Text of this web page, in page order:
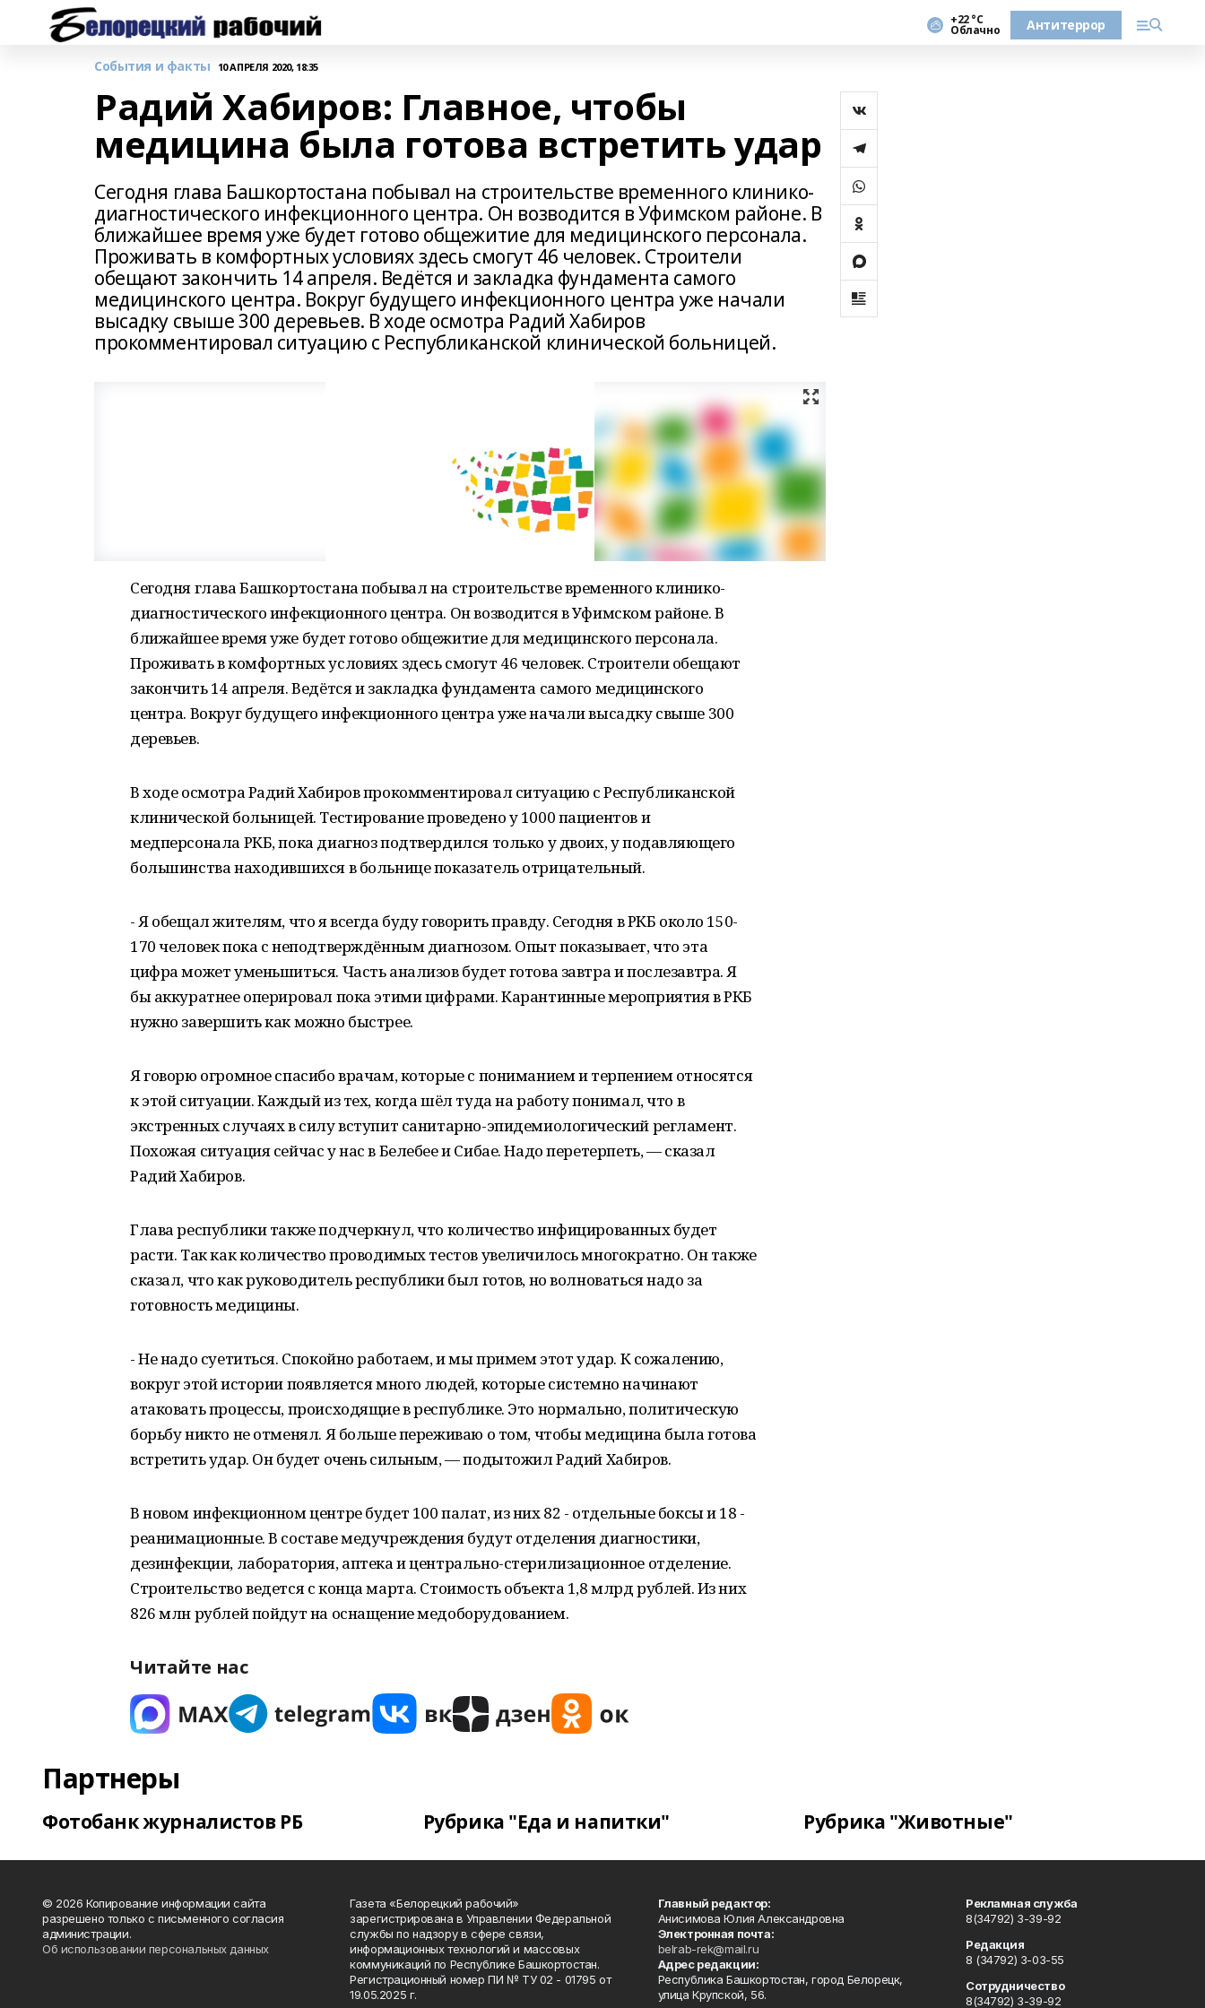
+22 °С
Облачно Антитеррор
События и факты 10 АПРЕЛЯ 2020, 18:35
Радий Хабиров: Главное, чтобы
медицина была готова встретить удар
Сегодня глава Башкортостана побывал на строительстве временного клинико-
диагностического инфекционного центра. Он возводится в Уфимском районе. В
ближайшее время уже будет готово общежитие для медицинского персонала.
Проживать в комфортных условиях здесь смогут 46 человек. Строители
обещают закончить 14 апреля. Ведётся и закладка фундамента самого
медицинского центра. Вокруг будущего инфекционного центра уже начали
высадку свыше 300 деревьев. В ходе осмотра Радий Хабиров
прокомментировал ситуацию с Республиканской клинической больницей.
Сегодня глава Башкортостана побывал на строительстве временного клинико-
диагностического инфекционного центра. Он возводится в Уфимском районе. В
ближайшее время уже будет готово общежитие для медицинского персонала.
Проживать в комфортных условиях здесь смогут 46 человек. Строители обещают
закончить 14 апреля. Ведётся и закладка фундамента самого медицинского
центра. Вокруг будущего инфекционного центра уже начали высадку свыше 300
деревьев.
В ходе осмотра Радий Хабиров прокомментировал ситуацию с Республиканской
клинической больницей. Тестирование проведено у 1000 пациентов и
медперсонала РКБ, пока диагноз подтвердился только у двоих, у подавляющего
большинства находившихся в больнице показатель отрицательный.
- Я обещал жителям, что я всегда буду говорить правду. Сегодня в РКБ около 150-
170 человек пока с неподтверждённым диагнозом. Опыт показывает, что эта
цифра может уменьшиться. Часть анализов будет готова завтра и послезавтра. Я
бы аккуратнее оперировал пока этими цифрами. Карантинные мероприятия в РКБ
нужно завершить как можно быстрее.
Я говорю огромное спасибо врачам, которые с пониманием и терпением относятся
к этой ситуации. Каждый из тех, когда шёл туда на работу понимал, что в
экстренных случаях в силу вступит санитарно-эпидемиологический регламент.
Похожая ситуация сейчас у нас в Белебее и Сибае. Надо перетерпеть, — сказал
Радий Хабиров.
Глава республики также подчеркнул, что количество инфицированных будет
расти. Так как количество проводимых тестов увеличилось многократно. Он также
сказал, что как руководитель республики был готов, но волноваться надо за
готовность медицины.
- Не надо суетиться. Спокойно работаем, и мы примем этот удар. К сожалению,
вокруг этой истории появляется много людей, которые системно начинают
атаковать процессы, происходящие в республике. Это нормально, политическую
борьбу никто не отменял. Я больше переживаю о том, чтобы медицина была готова
встретить удар. Он будет очень сильным, — подытожил Радий Хабиров.
В новом инфекционном центре будет 100 палат, из них 82 - отдельные боксы и 18 -
реанимационные. В составе медучреждения будут отделения диагностики,
дезинфекции, лаборатория, аптека и центрально-стерилизационное отделение.
Строительство ведется с конца марта. Стоимость объекта 1,8 млрд рублей. Из них
826 млн рублей пойдут на оснащение медоборудованием.
Читайте нас
Партнеры
Фотобанк журналистов РБ Рубрика "Еда и напитки" Рубрика "Животные"
© 2026 Копирование информации сайта
разрешено только с письменного согласия
администрации.
Об использовании персональных данных
Газета «Белорецкий рабочий»
зарегистрирована в Управлении Федеральной
службы по надзору в сфере связи,
информационных технологий и массовых
коммуникаций по Республике Башкортостан.
Регистрационный номер ПИ № ТУ 02 - 01795 от
19.05.2025 г.
Главный редактор:
Анисимова Юлия Александровна
Электронная почта:
belrab-rek@mail.ru
Адрес редакции:
Республика Башкортостан, город Белорецк,
улица Крупской, 56.
Рекламная служба
8(34792) 3-39-92
Редакция
8 (34792) 3-03-55
Сотрудничество
8(34792) 3-39-92